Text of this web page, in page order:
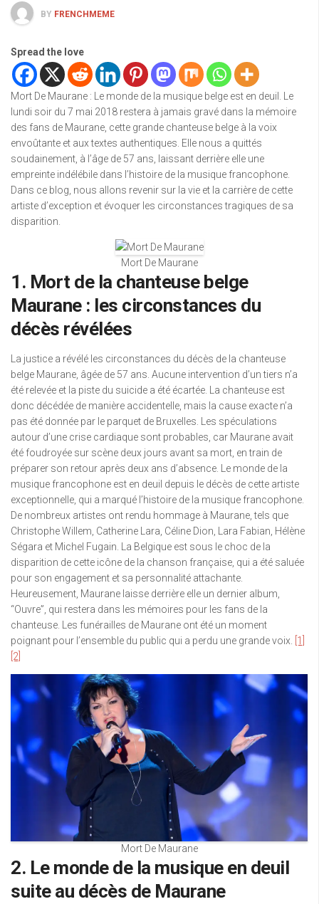
BY FRENCHMEME
Spread the love
Mort De Maurane : Le monde de la musique belge est en deuil. Le
lundi soir du 7 mai 2018 restera à jamais gravé dans la mémoire
des fans de Maurane, cette grande chanteuse belge à la voix
envoûtante et aux textes authentiques. Elle nous a quittés
soudainement, à l’âge de 57 ans, laissant derrière elle une
empreinte indélébile dans l’histoire de la musique francophone.
Dans ce blog, nous allons revenir sur la vie et la carrière de cette
artiste d’exception et évoquer les circonstances tragiques de sa
disparition.
Mort De Maurane
1. Mort de la chanteuse belge
Maurane : les circonstances du
décès révélées
La justice a révélé les circonstances du décès de la chanteuse
belge Maurane, âgée de 57 ans. Aucune intervention d’un tiers n’a
été relevée et la piste du suicide a été écartée. La chanteuse est
donc décédée de manière accidentelle, mais la cause exacte n’a
pas été donnée par le parquet de Bruxelles. Les spéculations
autour d’une crise cardiaque sont probables, car Maurane avait
été foudroyée sur scène deux jours avant sa mort, en train de
préparer son retour après deux ans d’absence. Le monde de la
musique francophone est en deuil depuis le décès de cette artiste
exceptionnelle, qui a marqué l’histoire de la musique francophone.
De nombreux artistes ont rendu hommage à Maurane, tels que
Christophe Willem, Catherine Lara, Céline Dion, Lara Fabian, Hélène
Ségara et Michel Fugain. La Belgique est sous le choc de la
disparition de cette icône de la chanson française, qui a été saluée
pour son engagement et sa personnalité attachante.
Heureusement, Maurane laisse derrière elle un dernier album,
“Ouvre”, qui restera dans les mémoires pour les fans de la
chanteuse. Les funérailles de Maurane ont été un moment
poignant pour l’ensemble du public qui a perdu une grande voix. [1]
[2]
Mort De Maurane
2. Le monde de la musique en deuil
suite au décès de Maurane